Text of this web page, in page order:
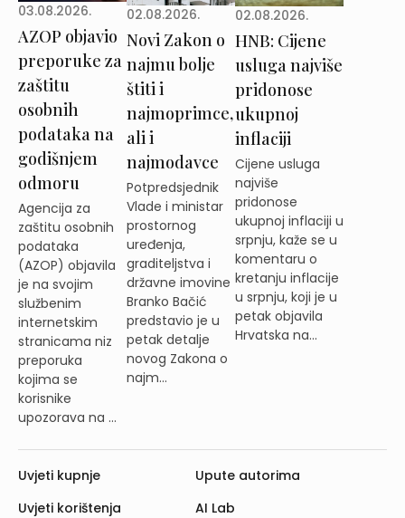
03.08.2026.
AZOP objavio
preporuke za
zaštitu
osobnih
podataka na
godišnjem
odmoru
Agencija za
zaštitu osobnih
podataka
(AZOP) objavila
je na svojim
službenim
internetskim
stranicama niz
preporuka
kojima se
korisnike
upozorava na ...
02.08.2026.
Novi Zakon o
najmu bolje
štiti i
najmoprimce,
ali i
najmodavce
Potpredsjednik
Vlade i ministar
prostornog
uređenja,
graditeljstva i
državne imovine
Branko Bačić
predstavio je u
petak detalje
novog Zakona o
najm...
02.08.2026.
HNB: Cijene
usluga najviše
pridonose
ukupnoj
inflaciji
Cijene usluga
najviše
pridonose
ukupnoj inflaciji u
srpnju, kaže se u
komentaru o
kretanju inflacije
u srpnju, koji je u
petak objavila
Hrvatska na...
Uvjeti kupnje
Uvjeti korištenja
Upute autorima
AI Lab